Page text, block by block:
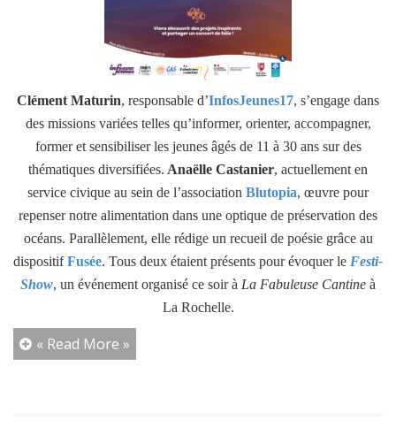
Clément Maturin, responsable d’InfosJeunes17, s’engage dans
des missions variées telles qu’informer, orienter, accompagner,
former et sensibiliser les jeunes âgés de 11 à 30 ans sur des
thématiques diversifiées. Anaëlle Castanier, actuellement en
service civique au sein de l’association Blutopia, œuvre pour
repenser notre alimentation dans une optique de préservation des
océans. Parallèlement, elle rédige un recueil de poésie grâce au
dispositifFusée. Tous deux étaient présents pour évoquer le Festi-
Show, un événement organisé ce soir à La Fabuleuse Cantine à
La Rochelle.
« Read More »